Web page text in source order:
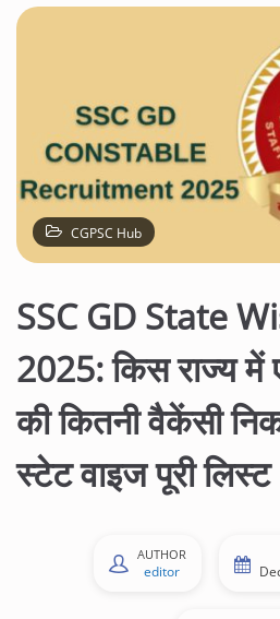
CGPSC Hub
SSC GD State
2025: किस राज्य में
की कितनी वैकेंसी
स्टेट वाइज पूरी लिस्ट
AUTHOR
editor